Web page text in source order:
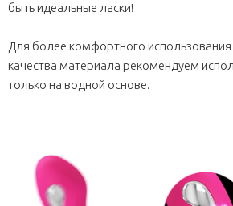
быть идеальные ласки!
Для более комфортного использования
качества материала рекомендуем
только на водной основе.